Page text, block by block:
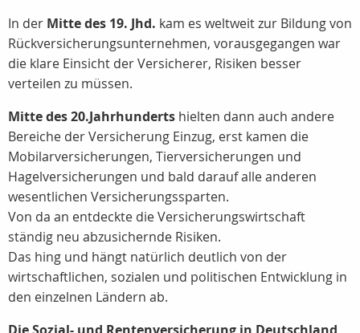
In der Mitte des 19. Jhd. kam es weltweit zur Bildung von
Rückversicherungsunternehmen, vorausgegangen war
die klare Einsicht der Versicherer, Risiken besser
verteilen zu müssen.
Mitte des 20.Jahrhunderts hielten dann auch andere
Bereiche der Versicherung Einzug, erst kamen die
Mobilarversicherungen, Tierversicherungen und
Hagelversicherungen und bald darauf alle anderen
wesentlichen Versicherungssparten.
Von da an entdeckte die Versicherungswirtschaft
ständig neu abzusichernde Risiken.
Das hing und hängt natürlich deutlich von der
wirtschaftlichen, sozialen und politischen Entwicklung in
den einzelnen Ländern ab.